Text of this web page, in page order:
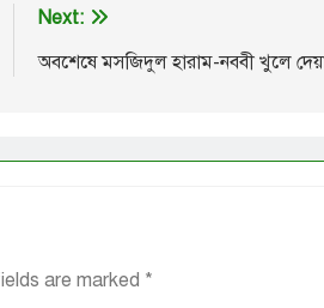
Next:
অবশেষে মসজিদুল হারাম-নববী খুলে দেয়ার
are marked *